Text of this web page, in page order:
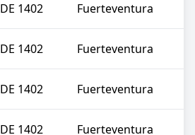
DE 1402 Fuerteventura
DE 1402 Fuerteventura
DE 1402 Fuerteventura
DE 1402 Fuerteventura